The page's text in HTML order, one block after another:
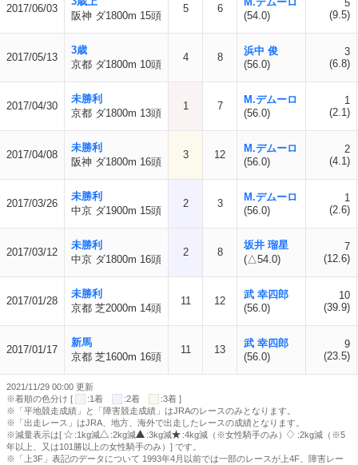
2017/06/03
阪神 ダ1800m 15頭
5 6
(54.0)
5
(9.5)
2017/05/13
3歳
京都 ダ1800m 10頭
4 8
浜中 俊
(56.0)
3
(6.8)
2017/04/30
未勝利
京都 ダ1800m 13頭
1 7
M.デムーロ
(56.0)
1
(2.1)
2017/04/08
未勝利
阪神 ダ1800m 16頭
3 12
M.デムーロ
(56.0)
2
(4.1)
2017/03/26
未勝利
中京 ダ1900m 15頭
2 3
M.デムーロ
(56.0)
1
(2.6)
2017/03/12
未勝利
中京 ダ1800m 16頭
2 8
坂井 瑠星
(△54.0)
7
(12.6)
2017/01/28
未勝利
京都 芝2000m 14頭
11 12
武 幸四郎
(56.0)
10
(39.9)
2017/01/17
新馬
京都 芝1600m 16頭
11 13
武 幸四郎
(56.0)
9
(23.5)
2021/11/29 00:00 更新
※着順の色分け [
:1着 :2着
:3着 ]
※「平地競走成績」と「障害競走成績」はJRAのレースのみとなります。
※「出走レース」はJRA、地方、海外で出走したレースの成績となります。
※減量表示は[
:1kg減 :2kg減 :3kg減 :4kg減（※女性騎手のみ）
:2kg減（※5
年以上、又は101勝以上の女性騎手のみ）] です。
※「上3F」表記のデータについて 1993年4月以前では一部のレースが上4F、障害レー